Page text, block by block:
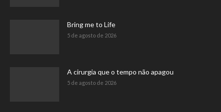
Bring me to Life
5 de agosto de 2026
A cirurgia que o tempo não apagou
5 de agosto de 2026